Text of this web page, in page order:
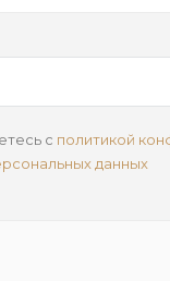
с политикой
данных